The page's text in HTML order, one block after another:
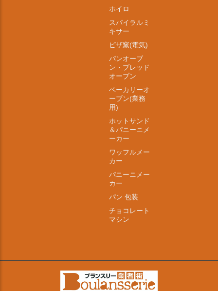
ホイロ
スパイラルミ
キサー
ピザ窯(電気)
パンオーブ
ン・ブレッド
オーブン
ベーカリーオ
ーブン(業務
用)
ホットサンド
＆パニーニメ
ーカー
ワッフルメー
カー
パニーニメー
カー
パン 包装
チョコレート
マシン